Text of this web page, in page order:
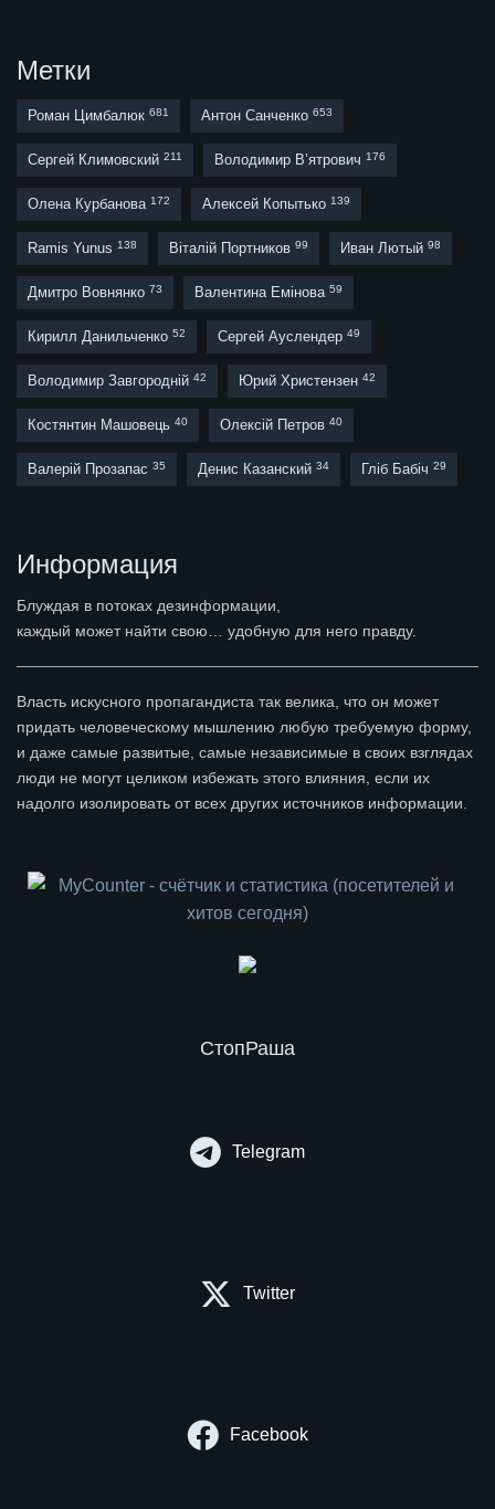
Метки
Роман Цимбалюк 681 Антон Санченко 653
Сергей Климовский 211 Володимир В’ятрович 176
Олена Курбанова 172 Алексей Копытько 139
Ramis Yunus 138 Віталій Портников 99 Иван Лютый 98
Дмитро Вовнянко 73 Валентина Емінова 59
Кирилл Данильченко 52 Сергей Ауслендер 49
Володимир Завгородній 42 Юрий Христензен 42
Костянтин Машовець 40 Олексій Петров 40
Валерій Прозапас 35 Денис Казанский 34 Гліб Бабіч 29
Информация
Блуждая в потоках дезинформации,
каждый может найти свою… удобную для него правду.
Власть искусного пропагандиста так велика, что он может
придать человеческому мышлению любую требуемую форму,
и даже самые развитые, самые независимые в своих взглядах
люди не могут целиком избежать этого влияния, если их
надолго изолировать от всех других источников информации.
СтопРаша
Telegram
Twitter
Facebook